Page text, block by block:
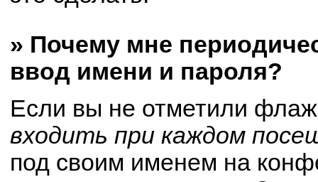
» Почему мне
ввод имени и пароля?
Если вы не отметили
входить при каждом
под своим именем на